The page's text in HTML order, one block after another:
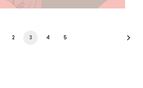
2 3 4 5